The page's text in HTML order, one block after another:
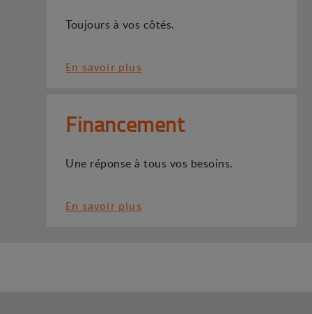
Toujours à vos côtés.
En savoir plus
Financement
Une réponse à tous vos besoins.
En savoir plus